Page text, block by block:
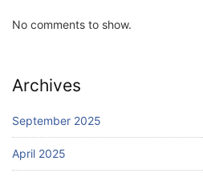
No comments to show.
Archives
September 2025
April 2025